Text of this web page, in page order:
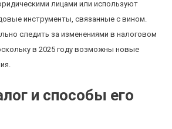
лицами или используют
инструменты, связанные с вином.
следить за изменениями в налоговом
в 2025 году возможны новые
и способы его